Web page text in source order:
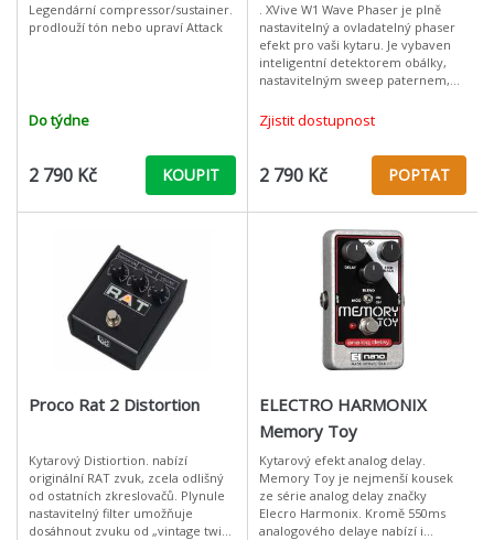
Legendární compressor/sustainer.
prodlouží tón nebo upraví Attack
Do týdne
2 790 Kč KOUPIT
. XVive W1 Wave Phaser je plně
nastavitelný a ovladatelný phaser
efekt pro vaši kytaru. Je vybaven
inteligentní detektorem obálky,
nastavitelným sweep paternem,
ovládáním LFO (interní nízko
frekve
Zjistit dostupnost
2 790 Kč POPTAT
Proco Rat 2 Distortion
Kytarový Distiortion. nabízí
originální RAT zvuk, zcela odlišný
od ostatních zkreslovačů. Plynule
nastavitelný filter umožňuje
dosáhnout zvuku od „vintage twin“
ELECTRO HARMONIX
Memory Toy
Kytarový efekt analog delay.
Memory Toy je nejmenší kousek
ze série analog delay značky
Elecro Harmonix. Kromě 550ms
analogového delaye nabízí i